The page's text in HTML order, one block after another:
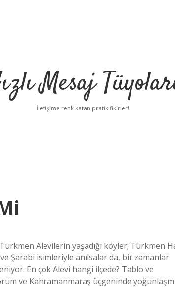
Mesaj
İletişime renk katan pratik fikirler!
Alevilerin yaşadığı köyler; Türkmen
ve Şarabi isimleriyle anılsalar da, bir zamanlar
En çok Alevi hangi ilçede? Tablo ve
ve Kahramanmaraş üçgeninde